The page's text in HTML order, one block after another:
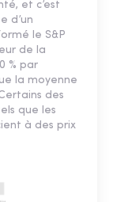
et c’est
d’un
le S&P
de la
% par
la moyenne
des
que les
à des prix